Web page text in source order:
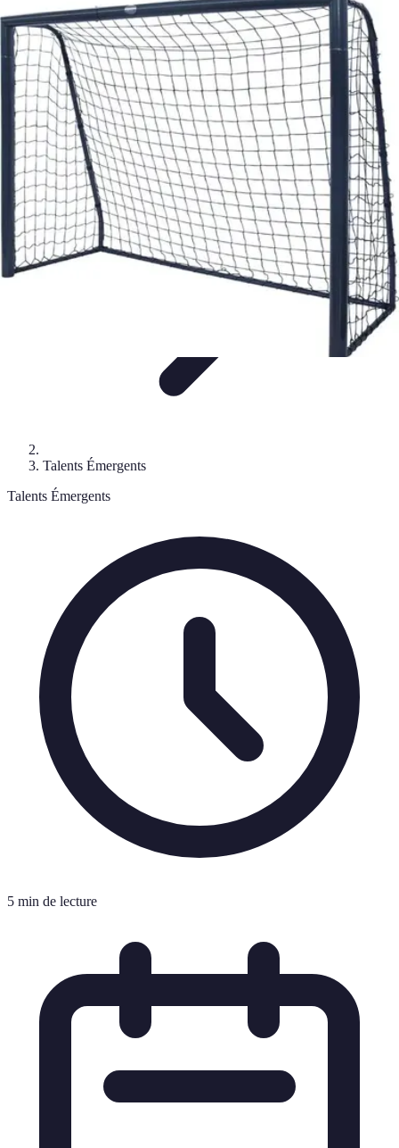
Top Footballeurs
Talents Émergentstalents émergentsHistoire du footballTalents
émergentsTendances
Top Footballeurs
Talents Émergents
Talents Émergents
5 min de lecture